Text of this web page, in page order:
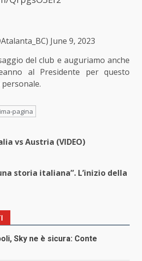
June 9, 2023
del club e auguriamo anche
al Presidente per questo
pagina
vs Austria (VIDEO)
storia italiana”. L’inizio della
Sky ne è sicura: Conte